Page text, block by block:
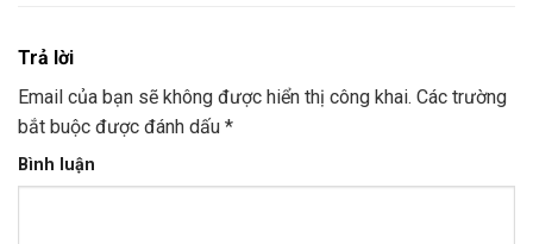
Trả lời
Email của bạn sẽ không được hiển thị công khai. Các trường
bắt buộc được đánh dấu *
Bình luận